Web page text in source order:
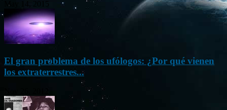
May 14, 2015
El gran problema de los ufólogos: ¿Por qué vienen
los extraterrestres...